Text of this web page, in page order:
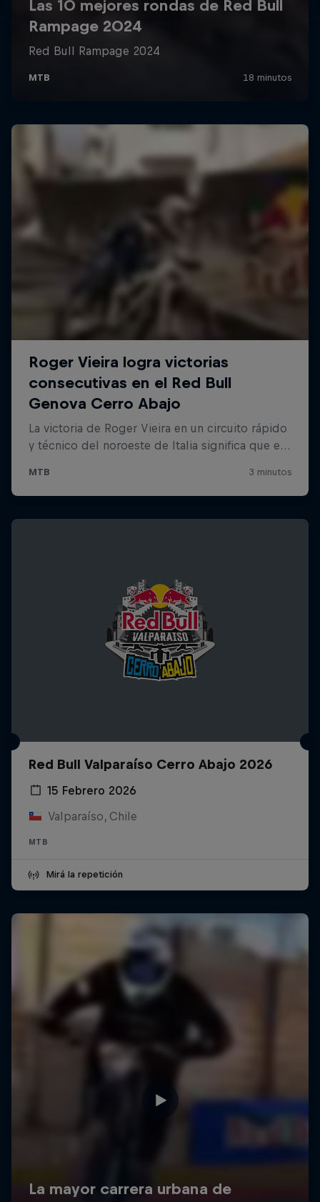
Red Bull Valparaíso Cerro Abajo 2026
15 Febrero 2026
Valparaíso, Chile
MTB
Mirá la repetición